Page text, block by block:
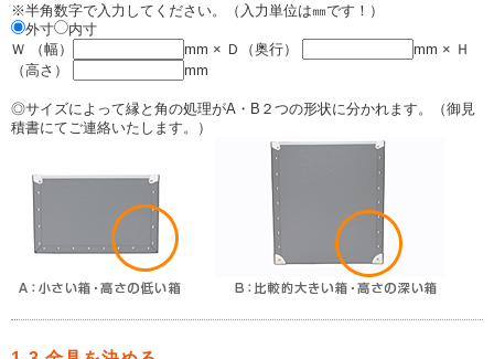
※半角数字で入力してください。（入力単位は㎜です！）
外寸
内寸
Ｗ （幅）
mm × Ｄ（奥行）
mm × Ｈ
（高さ）
mm
◎サイズによって縁と角の処理がA・B２つの形状に分かれます。（御見
積書にてご連絡いたします。）